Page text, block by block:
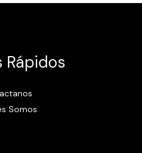
Rápidos
Somos